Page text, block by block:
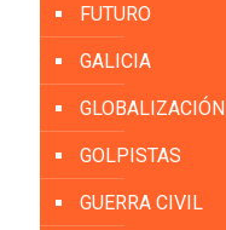
FUTURO
GALICIA
GLOBALIZACIÓN
GOLPISTAS
GUERRA CIVIL